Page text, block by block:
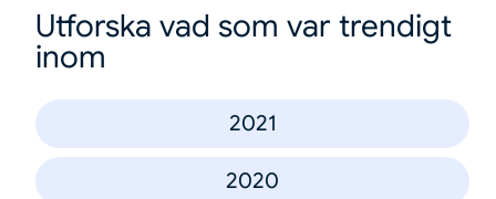
Utforska vad som var trendigt
inom
2021
2020